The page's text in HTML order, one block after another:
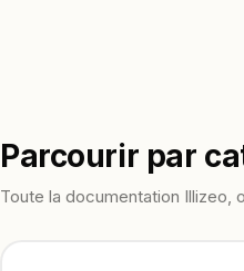
Parcourir par
Toute la documentation